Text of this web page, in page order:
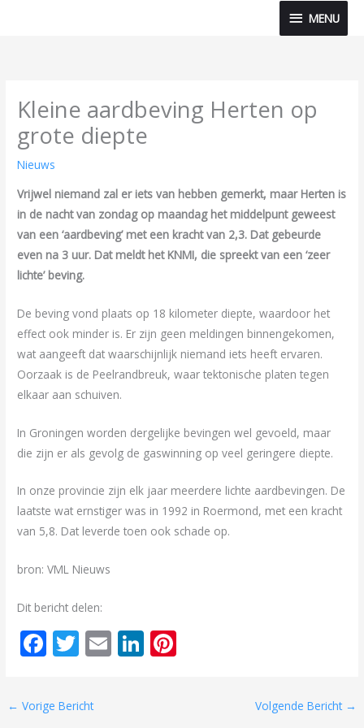
MENU
MENU
Kleine aardbeving Herten op
grote diepte
Nieuws
Vrijwel niemand zal er iets van hebben gemerkt, maar Herten is
in de nacht van zondag op maandag het middelpunt geweest
van een ‘aardbeving’ met een kracht van 2,3. Dat gebeurde
even na 3 uur. Dat meldt het KNMI, die spreekt van een ‘zeer
lichte’ beving.
De beving vond plaats op 18 kilometer diepte, waardoor het
effect ook minder is. Er zijn geen meldingen binnengekomen,
wat aangeeft dat waarschijnlijk niemand iets heeft ervaren.
Oorzaak is de Peelrandbreuk, waar tektonische platen tegen
elkaar aan schuiven.
In Groningen worden dergelijke bevingen wel gevoeld, maar
die zijn er als gevolg de gaswinning op veel geringere diepte.
In onze provincie zijn elk jaar meerdere lichte aardbevingen. De
laatste wat ernstiger was in 1992 in Roermond, met een kracht
van 5,8. Dat leverde toen ook schade op.
bron: VML Nieuws
Dit bericht delen:
F
e
T
itt
E Li
← Vorige Bericht Volgende Bericht →